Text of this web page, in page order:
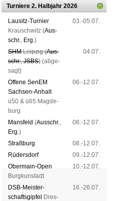
Turniere 2. Halbjahr 2026
Lau­sitz-Tur­nier
Krausch­witz (Aus­
schr., Erg.)
03.-05.07.
SHMLeip­zig (Aus­
schr.,JSBS) (ab­ge­
sagt)
04.07.
Offene SenEM
Sach­sen-An­halt
ü50 & ü65 Mag­de­
burg
06.-12.07.
Mans­feld (Aus­schr.,
Erg.)
08.-12.07.
Straß­burg
08.-12.07.
Rüders­dorf
09.-12.07.
Ober­main-Open
Burg­kun­stadt
10.-12.07.
DSB-Meister­
schafts­gipfel
Dres­
16.-26.07.